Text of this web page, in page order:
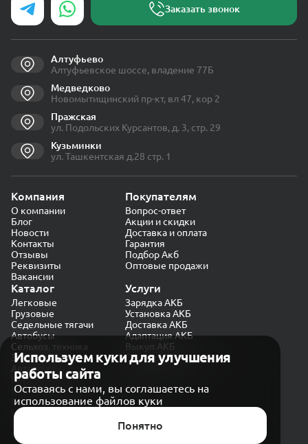
Используем куки для улучшения
работы сайта
Оставаясь с нами, вы соглашаетесь на
использование файлов куки
Понятно
Заказать звонок
Алтуфьево
Алтуфьевское шоссе, владение 77Б
Медведково
Новомытищинский пр-кт, вл 47, кор 2
Пражская
ул. Подольских Курсантов, д. 3, стр. 29
Кузьминки
ул. Ташкентская д.28 стр. 1
Компания
О компании
Блог
Новости
Контакты
Отзывы
Реквизиты
Вакансии
Покупателям
Вопрос-ответ
Акции и скидки
Доставка и оплата
Гарантия
Подбор Акб
Оптовые продажи
Каталог
Легковые
Грузовые
Седельные тягачи
Автобусы
Сельхоз. техника
Экскаваторы
Автокраны
Услуги
Зарядка АКБ
Установка АКБ
Доставка АКБ
Адаптация АКБ
Выкуп АКБ
Проверка генератора
Политика конфиденциальности
Обработка персональных данных
Согласие на обработку в «Яндекс.Метрика»
Карта сайта
© CARAKB 2026. Все права защищены